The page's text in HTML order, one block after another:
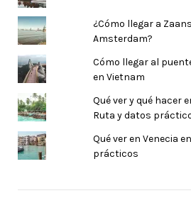
¿Cómo llegar a
Amsterdam?
Cómo llegar al
en Vietnam
Qué ver y qué hacer
Ruta y datos
Qué ver en Venecia
prácticos